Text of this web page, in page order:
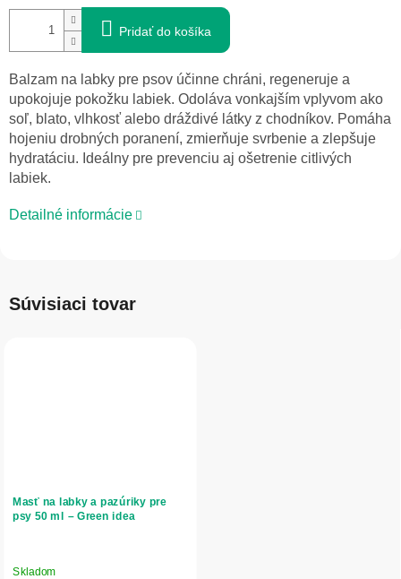
Pridať do košíka
Balzam na labky pre psov účinne chráni, regeneruje a
upokojuje pokožku labiek. Odoláva vonkajším vplyvom ako
soľ, blato, vlhkosť alebo dráždivé látky z chodníkov. Pomáha
hojeniu drobných poranení, zmierňuje svrbenie a zlepšuje
hydratáciu. Ideálny pre prevenciu aj ošetrenie citlivých
labiek.
Detailné informácie
Súvisiaci tovar
Masť na labky a pazúriky pre
psy 50 ml – Green idea
Skladom